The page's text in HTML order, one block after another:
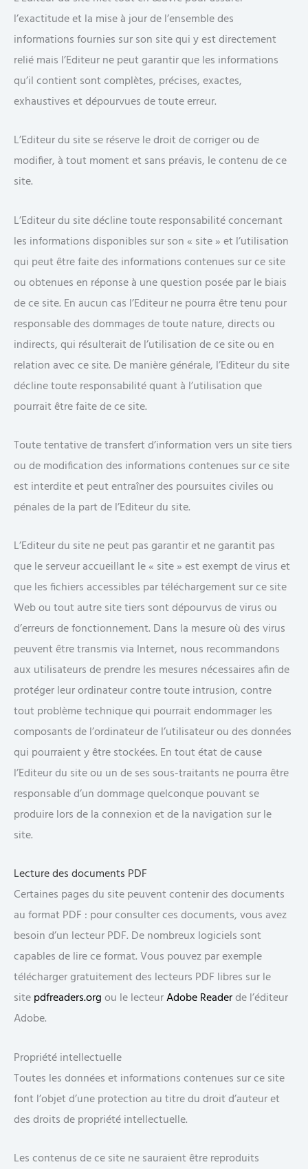
l’exactitude et la mise à jour de l’ensemble des
informations fournies sur son site qui y est directement
relié mais l’Editeur ne peut garantir que les informations
qu’il contient sont complètes, précises, exactes,
exhaustives et dépourvues de toute erreur.
L’Editeur du site se réserve le droit de corriger ou de
modifier, à tout moment et sans préavis, le contenu de ce
site.
L’Editeur du site décline toute responsabilité concernant
les informations disponibles sur son « site » et l’utilisation
qui peut être faite des informations contenues sur ce site
ou obtenues en réponse à une question posée par le biais
de ce site. En aucun cas l’Editeur ne pourra être tenu pour
responsable des dommages de toute nature, directs ou
indirects, qui résulterait de l’utilisation de ce site ou en
relation avec ce site. De manière générale, l’Editeur du site
décline toute responsabilité quant à l’utilisation que
pourrait être faite de ce site.
Toute tentative de transfert d’information vers un site tiers
ou de modification des informations contenues sur ce site
est interdite et peut entraîner des poursuites civiles ou
pénales de la part de l’Editeur du site.
L’Editeur du site ne peut pas garantir et ne garantit pas
que le serveur accueillant le « site » est exempt de virus et
que les fichiers accessibles par téléchargement sur ce site
Web ou tout autre site tiers sont dépourvus de virus ou
d’erreurs de fonctionnement. Dans la mesure où des virus
peuvent être transmis via Internet, nous recommandons
aux utilisateurs de prendre les mesures nécessaires afin de
protéger leur ordinateur contre toute intrusion, contre
tout problème technique qui pourrait endommager les
composants de l’ordinateur de l’utilisateur ou des données
qui pourraient y être stockées. En tout état de cause
l’Editeur du site ou un de ses sous-traitants ne pourra être
responsable d’un dommage quelconque pouvant se
produire lors de la connexion et de la navigation sur le
site.
Lecture des documents PDF
Certaines pages du site peuvent contenir des documents
au format PDF : pour consulter ces documents, vous avez
besoin d’un lecteur PDF. De nombreux logiciels sont
capables de lire ce format. Vous pouvez par exemple
télécharger gratuitement des lecteurs PDF libres sur le
sitepdfreaders.orgou le lecteurAdobe Readerde l’éditeur
Adobe.
Propriété intellectuelle
Toutes les données et informations contenues sur ce site
font l’objet d’une protection au titre du droit d’auteur et
des droits de propriété intellectuelle.
Les contenus de ce site ne sauraient être reproduits